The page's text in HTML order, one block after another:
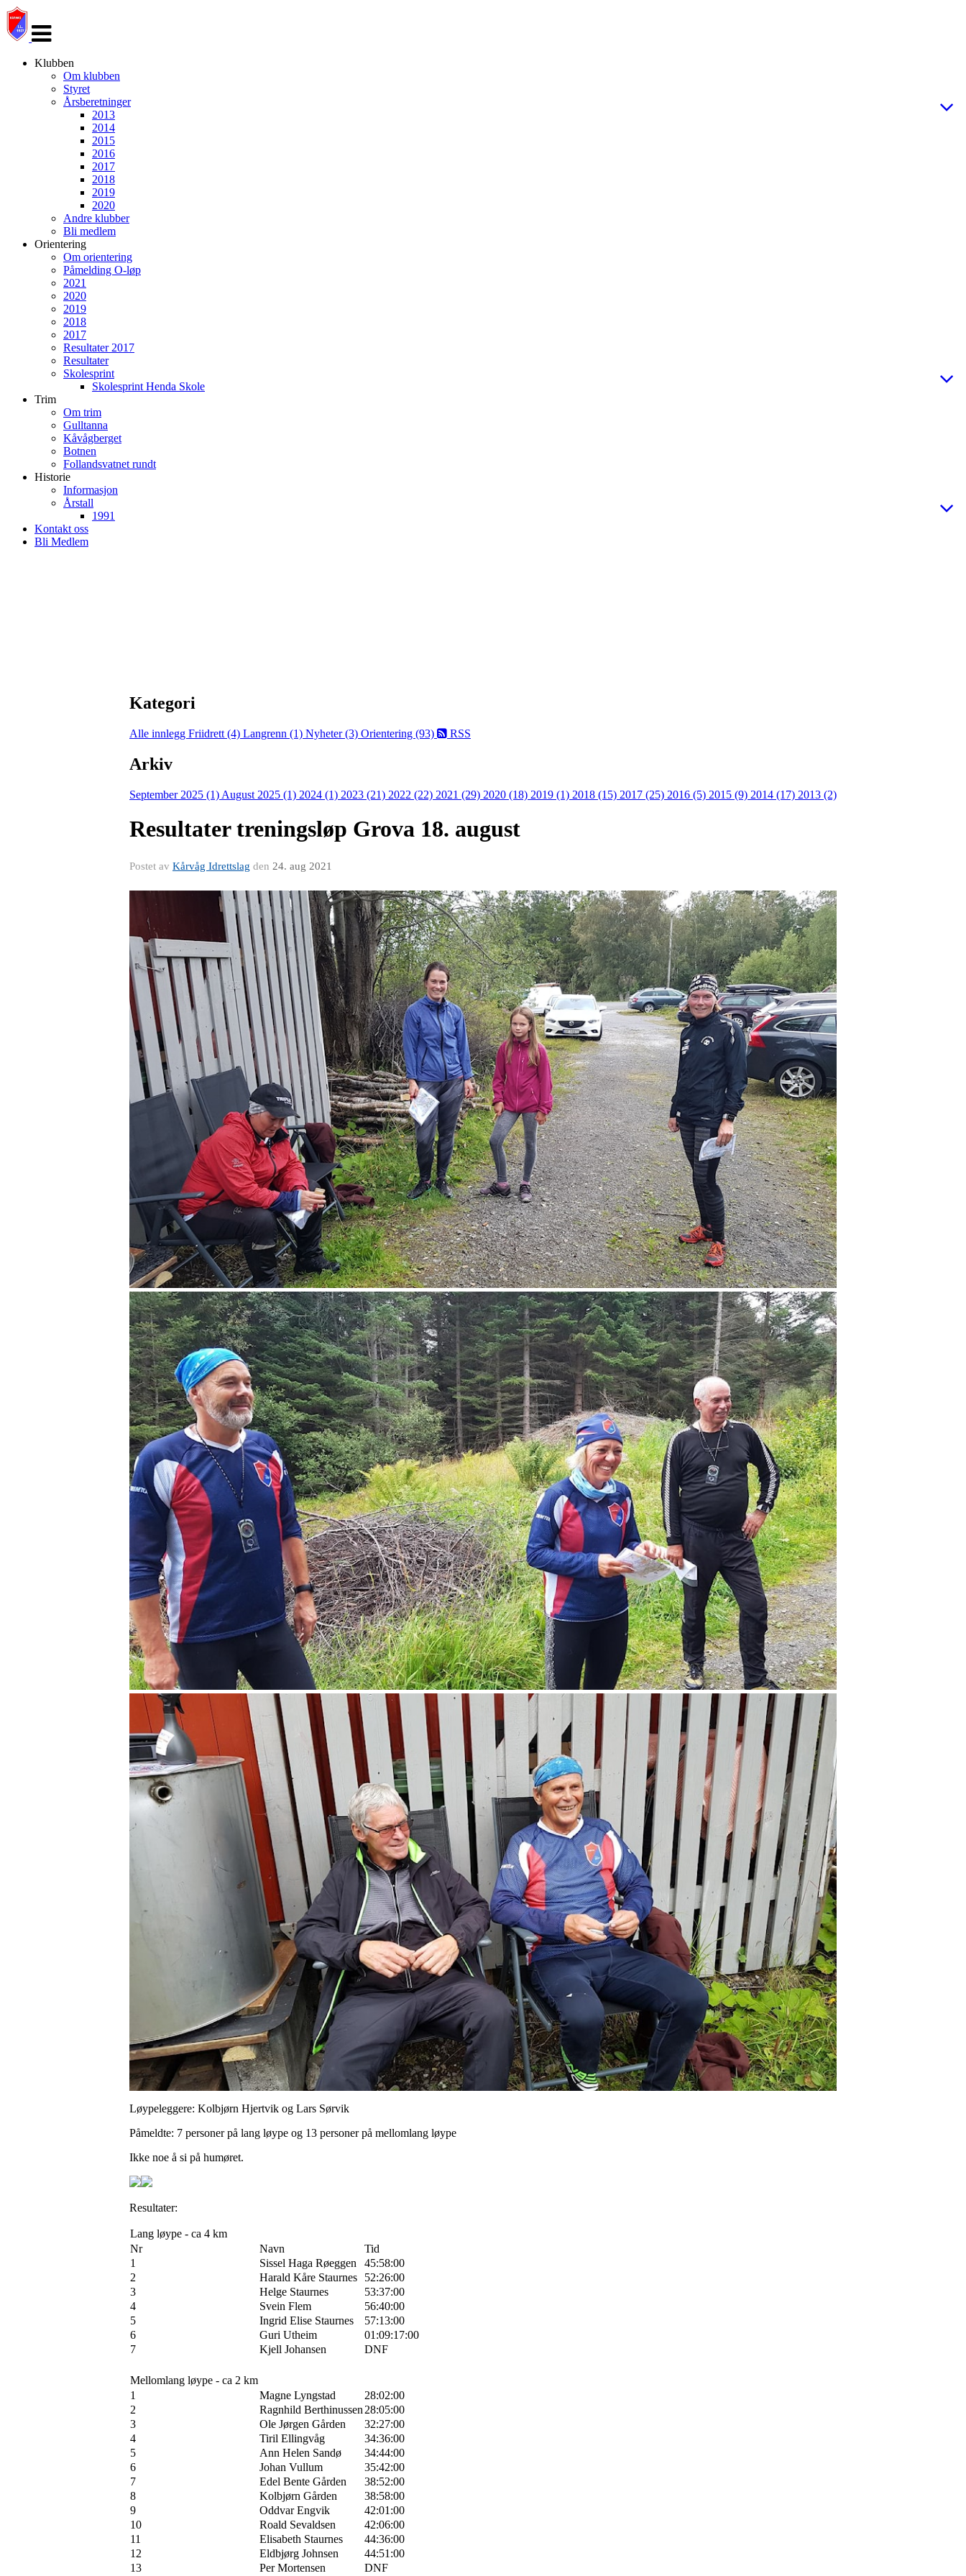
navigasjon
Klubben
Om klubben
Styret
Årsberetninger
2013
2014
2015
2016
2017
2018
2019
2020
Andre klubber
Bli medlem
Orientering
Om orientering
Påmelding O-løp
2021
2020
2019
2018
2017
Resultater 2017
Resultater
Skolesprint
Skolesprint Henda Skole
Trim
Om trim
Gulltanna
Kåvågberget
Botnen
Follandsvatnet rundt
Historie
Informasjon
Årstall
1991
Kontakt oss
Bli Medlem
Kategori
Alle innlegg Friidrett (4) Langrenn (1) Nyheter (3) Orientering (93) RSS
Arkiv
September 2025 (1) August 2025 (1) 2024 (1) 2023 (21) 2022 (22) 2021 (29) 2020 (18) 2019 (1) 2018 (15) 2017 (25) 2016 (5) 2015 (9) 2014 (17) 2013 (2)
Resultater treningsløp Grova 18. august
Postet av Kårvåg Idrettslag den 24. aug 2021
Løypeleggere: Kolbjørn Hjertvik og Lars Sørvik
Påmeldte: 7 personer på lang løype og 13 personer på mellomlang løype
Ikke noe å si på humøret.
Resultater:
Lang løype - ca 4 km
Nr
Navn
Tid
1
Sissel Haga Røeggen
45:58:00
2
Harald Kåre Staurnes
52:26:00
3
Helge Staurnes
53:37:00
4
Svein Flem
56:40:00
5
Ingrid Elise Staurnes
57:13:00
6
Guri Utheim
01:09:17:00
7
Kjell Johansen DNF
Mellomlang løype - ca 2 km
1
Magne Lyngstad
28:02:00
2
Ragnhild Berthinussen 28:05:00
3
Ole Jørgen Gården
32:27:00
4
Tiril Ellingvåg
34:36:00
5
Ann Helen Sandø
34:44:00
6
Johan Vullum
35:42:00
7
Edel Bente Gården
38:52:00
8
Kolbjørn Gården
38:58:00
9
Oddvar Engvik
42:01:00
10
Roald Sevaldsen
42:06:00
11
Elisabeth Staurnes
44:36:00
12
Eldbjørg Johnsen
44:51:00
13
Per Mortensen DNF